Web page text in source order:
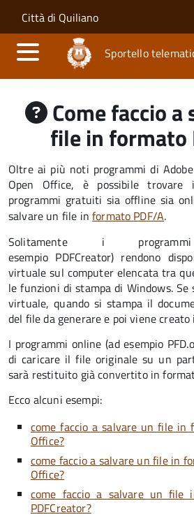
Salta al contenuto principale
Skip to site navigation
Città di Quiliano
Sportello
Come faccio a
file in formato
Oltre ai più noti programmi di
Open Office, è possibile trovare
programmi gratuiti sia offline sia
salvare un file informato PDF/A.
Solitamente i
esempio PDFCreator) rendono
virtuale sul computer elencata tra
le funzioni di stampa di Windows.
virtuale, quando si stampa il
del file da generare e poi viene
I programmi online (ad esempio
di caricare il file originale su un
sarà restituito già convertito in
Ecco alcuni esempi:
come faccio a salvare un file in
Office?
come faccio a salvare un file in
Office?
come faccio a salvare un file
PDFCreator?